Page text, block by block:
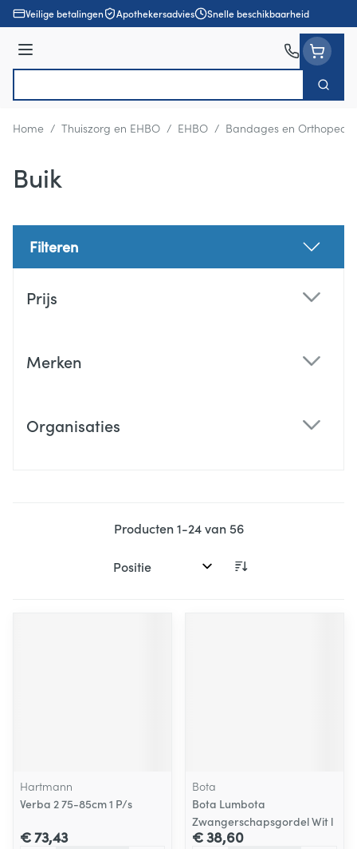
Ga naar de inhoud
Veilige betalingen Apothekersadvies Snelle beschikbaarheid
Menu
Zoek
Home / Thuiszorg en EHBO / EHBO / Bandages en
Buik
Filteren
Prijs
Merken
Organisaties
Producten1-24van56
Sorteer op:
Hartmann
Verba 2 75-85cm 1 P/s
€ 73,43
Bota
Bota Lumbota
Zwangerschapsgordel Wit l
€ 38,60